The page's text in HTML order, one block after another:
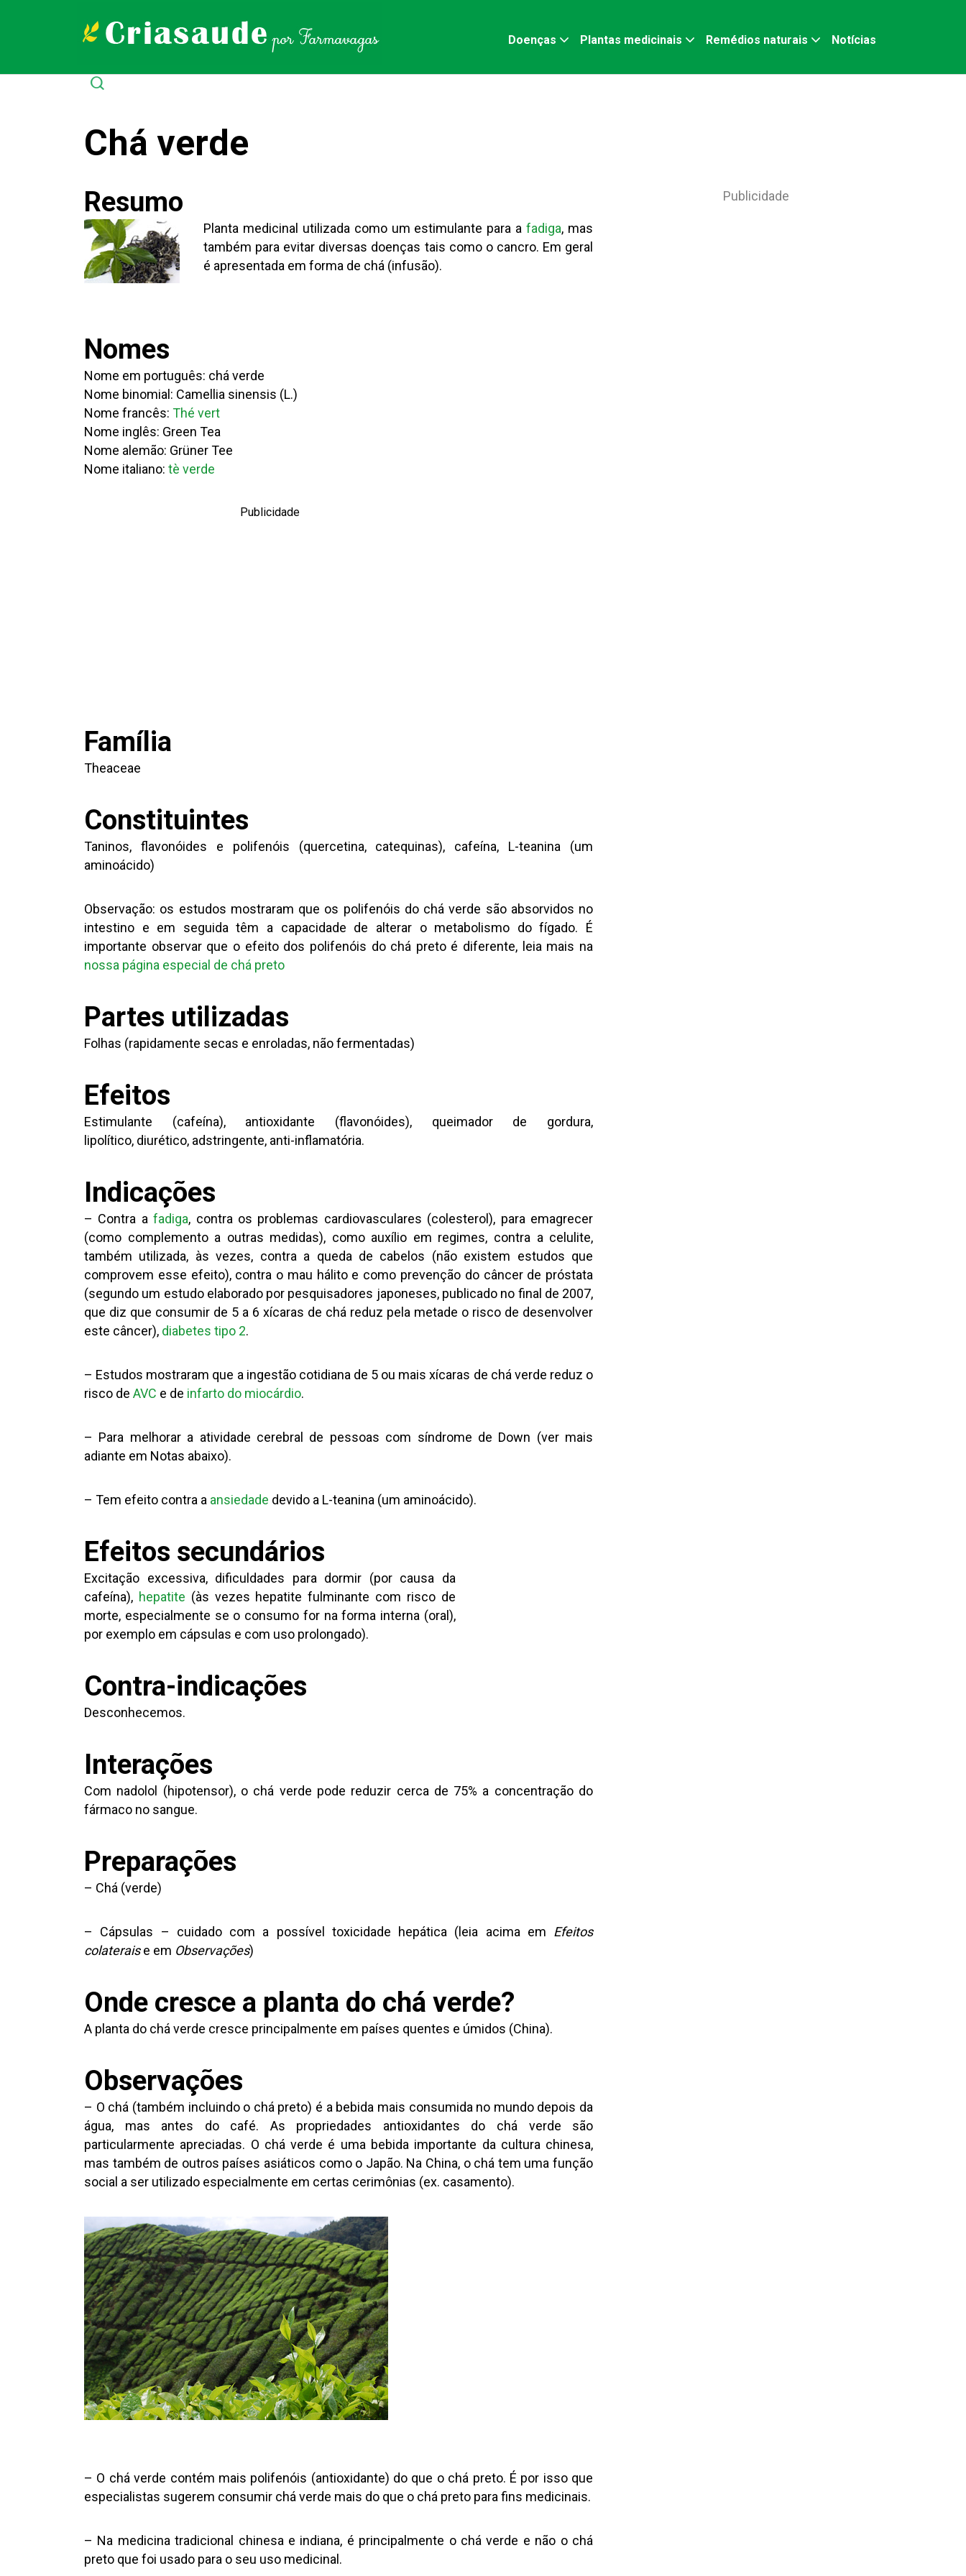
Doenças Plantas medicinais Remédios naturais Notícias
Chá verde
Resumo
Planta medicinal utilizada como um estimulante para afadiga, mas
também para evitar diversas doenças tais como o cancro. Em geral
é apresentada em forma de chá (infusão).
Nomes
Nome em português: chá verde
Nome binomial: Camellia sinensis (L.)
Nome francês: Thé vert
Nome inglês: Green Tea
Nome alemão: Grüner Tee
Nome italiano: tè verde
Publicidade
Família
Theaceae
Constituintes
Taninos, flavonóides e polifenóis (quercetina, catequinas), cafeína, L-teanina (um
aminoácido)
Observação: os estudos mostraram que os polifenóis do chá verde são absorvidos no
intestino e em seguida têm a capacidade de alterar o metabolismo do fígado. É
importante observar que o efeito dos polifenóis do chá preto é diferente, leia mais na
nossa página especial de chá preto
Partes utilizadas
Folhas (rapidamente secas e enroladas, não fermentadas)
Efeitos
Estimulante (cafeína), antioxidante (flavonóides), queimador de gordura,
lipolítico, diurético, adstringente, anti-inflamatória.
Indicações
– Contra afadiga, contra os problemas cardiovasculares (colesterol), para emagrecer
(como complemento a outras medidas), como auxílio em regimes, contra a celulite,
também utilizada, às vezes, contra a queda de cabelos (não existem estudos que
comprovem esse efeito), contra o mau hálito e como prevenção do câncer de próstata
(segundo um estudo elaborado por pesquisadores japoneses, publicado no final de 2007,
que diz que consumir de 5 a 6 xícaras de chá reduz pela metade o risco de desenvolver
este câncer), diabetes tipo 2.
– Estudos mostraram que a ingestão cotidiana de 5 ou mais xícaras de chá verde reduz o
risco de AVC e de infarto do miocárdio.
– Para melhorar a atividade cerebral de pessoas com síndrome de Down (ver mais
adiante em Notas abaixo).
– Tem efeito contra a ansiedade devido a L-teanina (um aminoácido).
Efeitos secundários
Excitação excessiva, dificuldades para dormir (por causa da
cafeína), hepatite (às vezes hepatite fulminante com risco de
morte, especialmente se o consumo for na forma interna (oral),
por exemplo em cápsulas e com uso prolongado).
Contra-indicações
Desconhecemos.
Interações
Com nadolol (hipotensor), o chá verde pode reduzir cerca de 75% a concentração do
fármaco no sangue.
Preparações
– Chá (verde)
– Cápsulas – cuidado com a possível toxicidade hepática (leia acima em Efeitos
colateraise em Observações)
Onde cresce a planta do chá verde?
A planta do chá verde cresce principalmente em países quentes e úmidos (China).
Observações
– O chá (também incluindo o chá preto) é a bebida mais consumida no mundo depois da
água, mas antes do café. As propriedades antioxidantes do chá verde são
particularmente apreciadas. O chá verde é uma bebida importante da cultura chinesa,
mas também de outros países asiáticos como o Japão. Na China, o chá tem uma função
social a ser utilizado especialmente em certas cerimônias (ex. casamento).
– O chá verde contém mais polifenóis (antioxidante) do que o chá preto. É por isso que
especialistas sugerem consumir chá verde mais do que o chá preto para fins medicinais.
– Na medicina tradicional chinesa e indiana, é principalmente o chá verde e não o chá
preto que foi usado para o seu uso medicinal.
Publicidade